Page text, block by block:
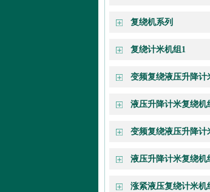
复绕机系列
复绕计米机组1
变频复绕液压升降计
液压升降计米复绕机
变频复绕液压升降计
液压升降计米复绕机
涨紧液压复绕计米机